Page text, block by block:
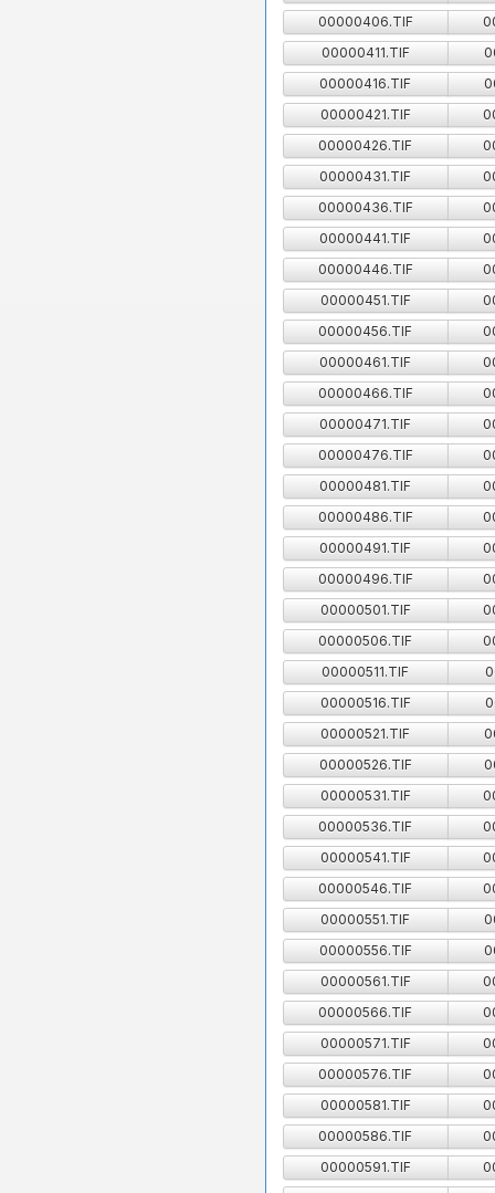
00000406.TIF
00000411.TIF
00000416.TIF
00000421.TIF
00000426.TIF
00000431.TIF
00000436.TIF
00000441.TIF
00000446.TIF
00000451.TIF
00000456.TIF
00000461.TIF
00000466.TIF
00000471.TIF
00000476.TIF
00000481.TIF
00000486.TIF
00000491.TIF
00000496.TIF
00000501.TIF
00000506.TIF
00000511.TIF
00000516.TIF
00000521.TIF
00000526.TIF
00000531.TIF
00000536.TIF
00000541.TIF
00000546.TIF
00000551.TIF
00000556.TIF
00000561.TIF
00000566.TIF
00000571.TIF
00000576.TIF
00000581.TIF
00000586.TIF
00000591.TIF